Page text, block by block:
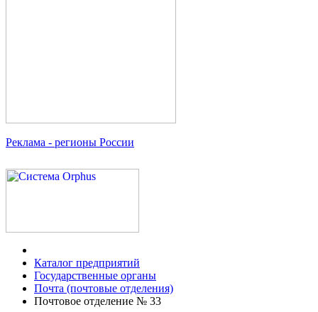
Реклама - регионы России
Каталог предприятий
Государственные органы
Почта (почтовые отделения)
Почтовое отделение № 33